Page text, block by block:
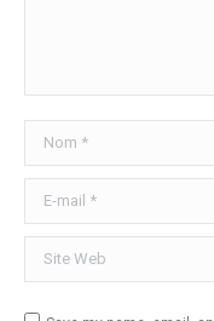
Nom *
E-mail *
Site Web